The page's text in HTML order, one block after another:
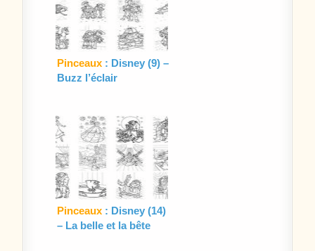
Pinceaux : Disney (9) –
Buzz l’éclair
Pinceaux : Disney (14)
– La belle et la bête